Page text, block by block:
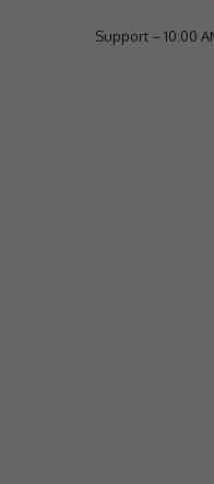
Support – 10:00